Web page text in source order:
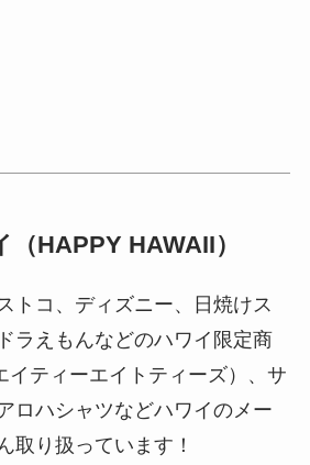
HAPPY HAWAII）
トコ、ディズニー、日焼けス
ラえもんなどのハワイ限定商
イティーエイトティーズ）、サ
ロハシャツなどハワイのメー
取り扱っています！